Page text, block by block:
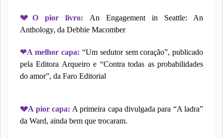
💔 O pior livro:
An Engagement in Seattle: An
Anthology, da Debbie Macomber
❤A melhor capa: “Um sedutor sem coração”, publicado
pela Editora Arqueiro e “Contra todas as probabilidades
do amor”, da Faro Editorial
💔A pior capa: A primeira capa divulgada para “A ladra”
da Ward, ainda bem que trocaram.